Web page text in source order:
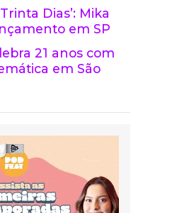
Dias’: Mika
em SP
21 anos com
em São